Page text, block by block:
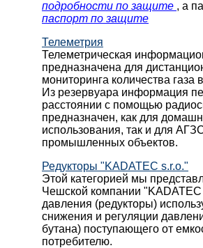
подробности по защите , а
паспорт по защите
Телеметрия
Телеметрическая
предназначена для
мониторинга количества газа
Из резервуара информация
расстоянии с помощью
предназначен, как для
использования, так и для
промышленных объектов.
Редукторы "KADATEC s.r.o."
Этой категорией мы
Чешской компании "KADATEC
давления (редукторы)
снижения и регуляции
бутана) поступающего от
потребителю.